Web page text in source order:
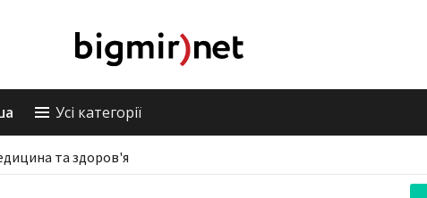
Усі категорії
та здоров'я